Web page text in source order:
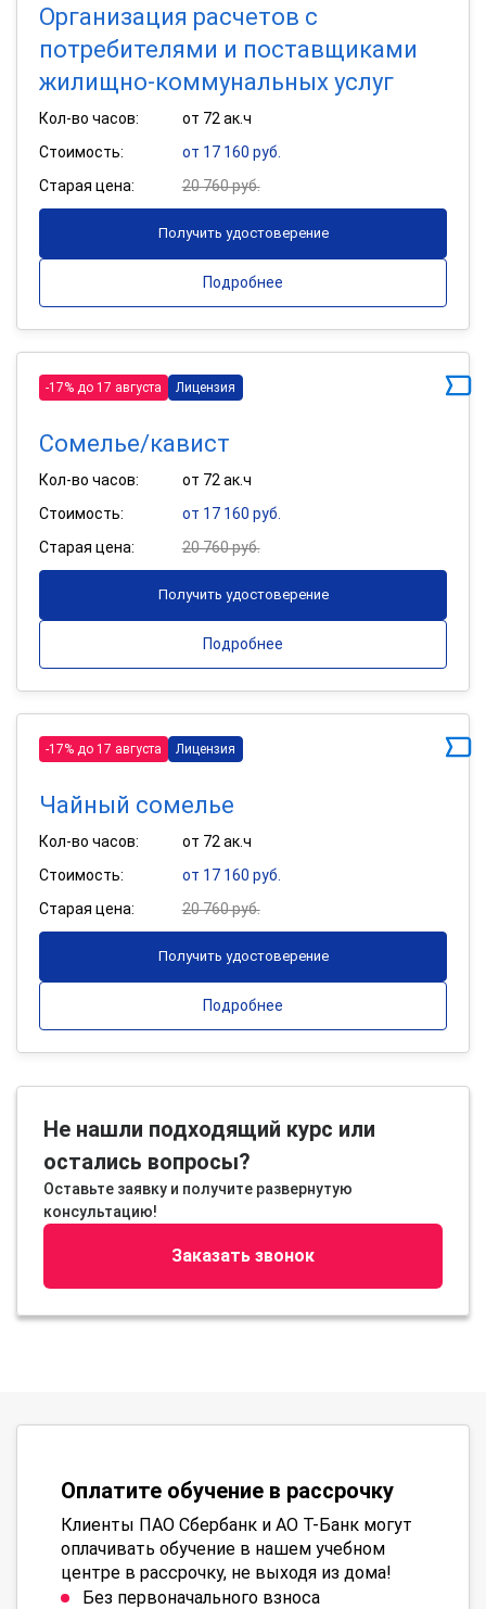
Организация расчетов с
потребителями и поставщиками
жилищно-коммунальных услуг
Кол-во часов:
от 72 ак.ч
Стоимость:
от 17 160 руб.
Старая цена:
20 760 руб.
Получить удостоверение
Подробнее
-17% до 17 августа Лицензия
Сомелье/кавист
Кол-во часов:
от 72 ак.ч
Стоимость:
от 17 160 руб.
Старая цена:
20 760 руб.
Получить удостоверение
Подробнее
-17% до 17 августа Лицензия
Чайный сомелье
Кол-во часов:
от 72 ак.ч
Стоимость:
от 17 160 руб.
Старая цена:
20 760 руб.
Получить удостоверение
Подробнее
Не нашли подходящий курс или
остались вопросы?
Оставьте заявку и получите развернутую
консультацию!
Заказать звонок
Оплатите обучение в рассрочку
Клиенты ПАО Сбербанк и АО Т-Банк могут
оплачивать обучение в нашем учебном
центре в рассрочку, не выходя из дома!
Без первоначального взноса